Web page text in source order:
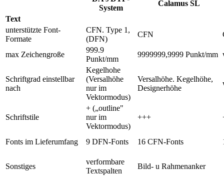
System
Calamus SL
Text
unterstützte Font-
Formate
CFN. Type 1,
(DFN)
CFN
max Zeichengroße
999.9
Punkt/mm
9999999,9999 Punkt/mm
Schriftgrad einstellbar
nach
Kegelhohe
(Versalhöhe
nur im
Vektormodus)
Versalhöhe. Kegelhöhe,
Designerhöhe
Schriftstile
+ („outline"
nur im
Vektormodus)
+++
Fonts im Lieferumfang 9 DFN-Fonts 16 CFN-Fonts
Sonstiges
verformbare
Textspalten
Bild- u Rahmenanker